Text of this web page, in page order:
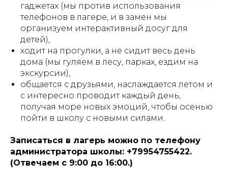
гаджетах (мы против использования
телефонов в лагере, и в замен мы
организуем интерактивный досуг для
детей),
ходит на прогулки, а не сидит весь день
дома (мы гуляем в лесу, парках, ездим на
экскурсии),
общается с друзьями, наслаждается летом и
с интересно проводит каждый день,
получая море новых эмоций, чтобы осенью
пойти в школу с новыми силами.
Записаться в лагерь можно по телефону
администратора школы: +79954755422.
(Отвечаем с 9:00 до 16:00.)